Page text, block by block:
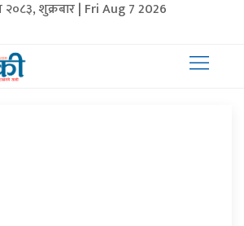
२०८३, शुक्रबार | Fri Aug 7 2026